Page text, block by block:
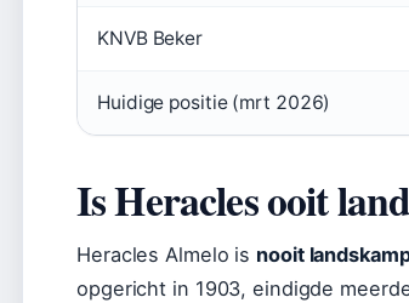
KNVB Beker
Huidige positie (mrt 2026)
Is Heracles ooit
Heracles Almelo is nooit
opgericht in 1903, eindigde